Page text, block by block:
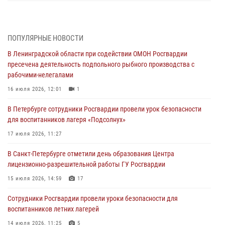
03 августа 2026, 10:15 1
Сотрудники ГУ Росгвардии приняли участие в чемпионатах Северо-
Западного округа войск национальной гвардии РФ по спортивному и
боевому самбо
03 августа 2026, 10:07
В Ленобласти сотрудники ОМОН Росгвардии оказали содействие
полиции в проведении профилактического мероприятия
03 августа 2026, 09:16
В Петербурге сотрудники Росгвардии обеспечили правопорядок в
День Воздушно-десантных войск
02 августа 2026, 19:30 10
Сотрудники Росгвардии на Пушкинской улице задержали двух
граждан, подозреваемых в попытке поджога одного из баров в
центре города
ПОПУЛЯРНЫЕ НОВОСТИ
В Ленинградской области при содействии ОМОН Росгвардии
пресечена деятельность подпольного рыбного производства с
рабочими-нелегалами
16 июля 2026, 12:01 1
В Петербурге сотрудники Росгвардии провели урок безопасности
для воспитанников лагеря «Подсолнух»
17 июля 2026, 11:27
В Санкт-Петербурге отметили день образования Центра
лицензионно-разрешительной работы ГУ Росгвардии
15 июля 2026, 14:59 17
Сотрудники Росгвардии провели уроки безопасности для
воспитанников летних лагерей
14 июля 2026, 11:25 5